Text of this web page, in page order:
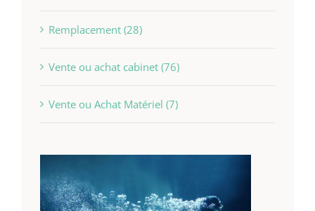
Remplacement (28)
Vente ou achat cabinet (76)
Vente ou Achat Matériel (7)